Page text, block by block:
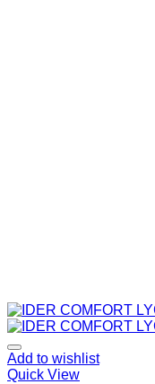
Add to wishlist
Quick View